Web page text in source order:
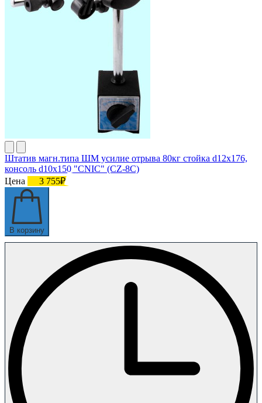
Штатив магн.типа ШМ усилие отрыва 80кг стойка d12х176,
консоль d10х150 "CNIC" (CZ-8C)
Цена
3 755₽
В корзину